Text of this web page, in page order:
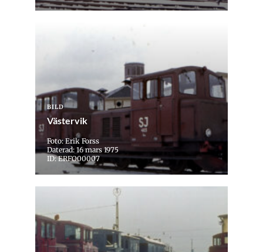
BILD
Västervik
Foto: Erik Forss
Daterad: 16 mars 1975
ID: ERFO00007